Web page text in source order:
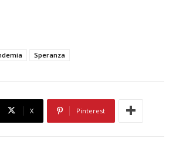
Speranza
X Pinterest